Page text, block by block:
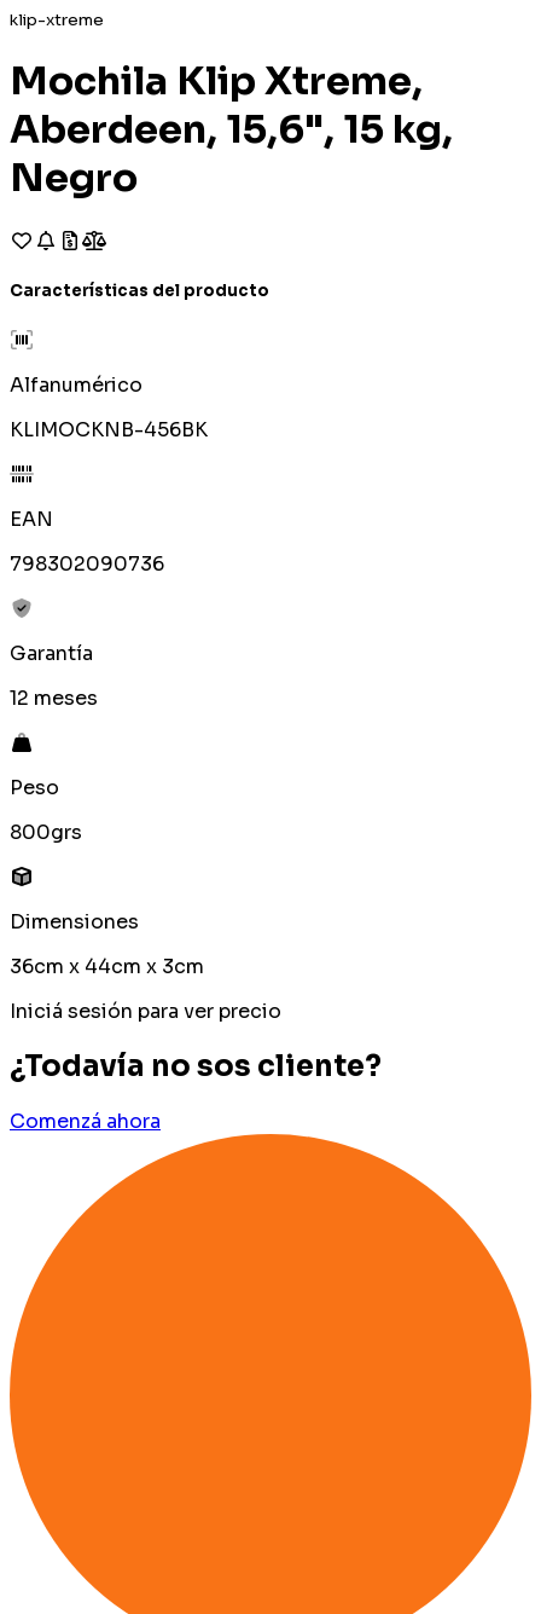
klip-xtreme
Mochila Klip Xtreme,
Aberdeen, 15,6", 15 kg,
Negro
Características del producto
Alfanumérico
KLIMOCKNB-456BK
EAN
798302090736
Garantía
12 meses
Peso
800grs
Dimensiones
36cm x 44cm x 3cm
Iniciá sesión para ver precio
¿Todavía no sos cliente?
Comenzá ahora